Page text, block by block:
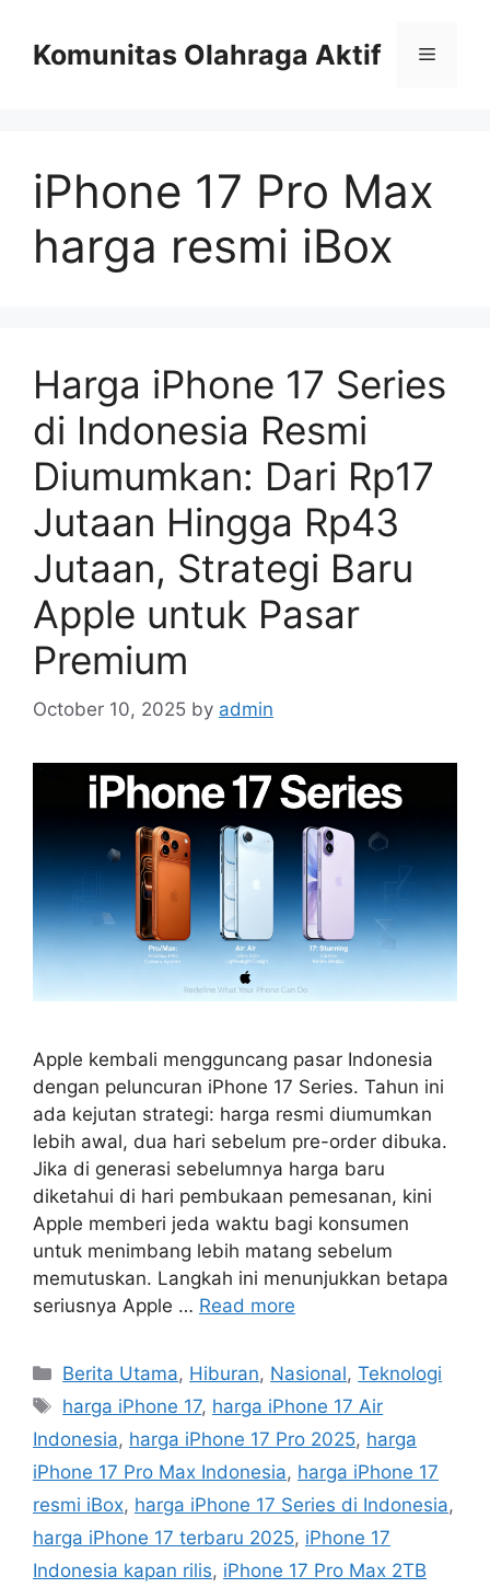
contentKomunitas Olahraga Aktif Menu
iPhone 17 Pro Max
harga resmi iBox
Harga iPhone 17 Series
di Indonesia Resmi
Diumumkan: Dari Rp17
Jutaan Hingga Rp43
Jutaan, Strategi Baru
Apple untuk Pasar
Premium
October 10, 2025 by admin
Apple kembali mengguncang pasar Indonesia
dengan peluncuran iPhone 17 Series. Tahun ini
ada kejutan strategi: harga resmi diumumkan
lebih awal, dua hari sebelum pre-order dibuka.
Jika di generasi sebelumnya harga baru
diketahui di hari pembukaan pemesanan, kini
Apple memberi jeda waktu bagi konsumen
untuk menimbang lebih matang sebelum
memutuskan. Langkah ini menunjukkan betapa
seriusnya Apple … Read more
C
a
e
g
o
r
Berita Utama, Hiburan, Nasional,Teknologi
T
s
harga iPhone 17, harga iPhone 17 Air
Indonesia, harga iPhone 17 Pro 2025, harga
iPhone 17 Pro Max Indonesia, harga iPhone 17
resmi iBox, harga iPhone 17 Series di Indonesia,
harga iPhone 17 terbaru 2025, iPhone 17
Indonesia kapan rilis, iPhone 17 Pro Max 2TB